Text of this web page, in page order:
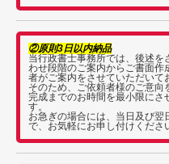
②原則3日以内納品
当行政書士事務所では、後述を
わせ段階のご案内からご書面
者がご案内をさせていただいて
そのため、ご依頼者様のご意
完成までのお時間を最小限にさ
す。
お急ぎの場合には、当日及び
で、お気軽にお申し付けくださ